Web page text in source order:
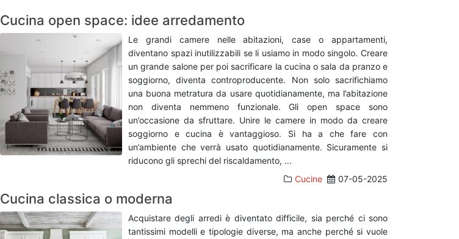
Cucina open space: idee arredamento
Le grandi camere nelle abitazioni, case o appartamenti,
diventano spazi inutilizzabili se li usiamo in modo singolo. Creare
un grande salone per poi sacrificare la cucina o sala da pranzo e
soggiorno, diventa controproducente. Non solo sacrifichiamo
una buona metratura da usare quotidianamente, ma l’abitazione
non diventa nemmeno funzionale. Gli open space sono
un’occasione da sfruttare. Unire le camere in modo da creare
soggiorno e cucina è vantaggioso. Si ha a che fare con
un’ambiente che verrà usato quotidianamente. Sicuramente si
riducono gli sprechi del riscaldamento, ...
Cucine
07-05-2025
Cucina classica o moderna
Acquistare degli arredi è diventato difficile, sia perché ci sono
tantissimi modelli e tipologie diverse, ma anche perché si vuole